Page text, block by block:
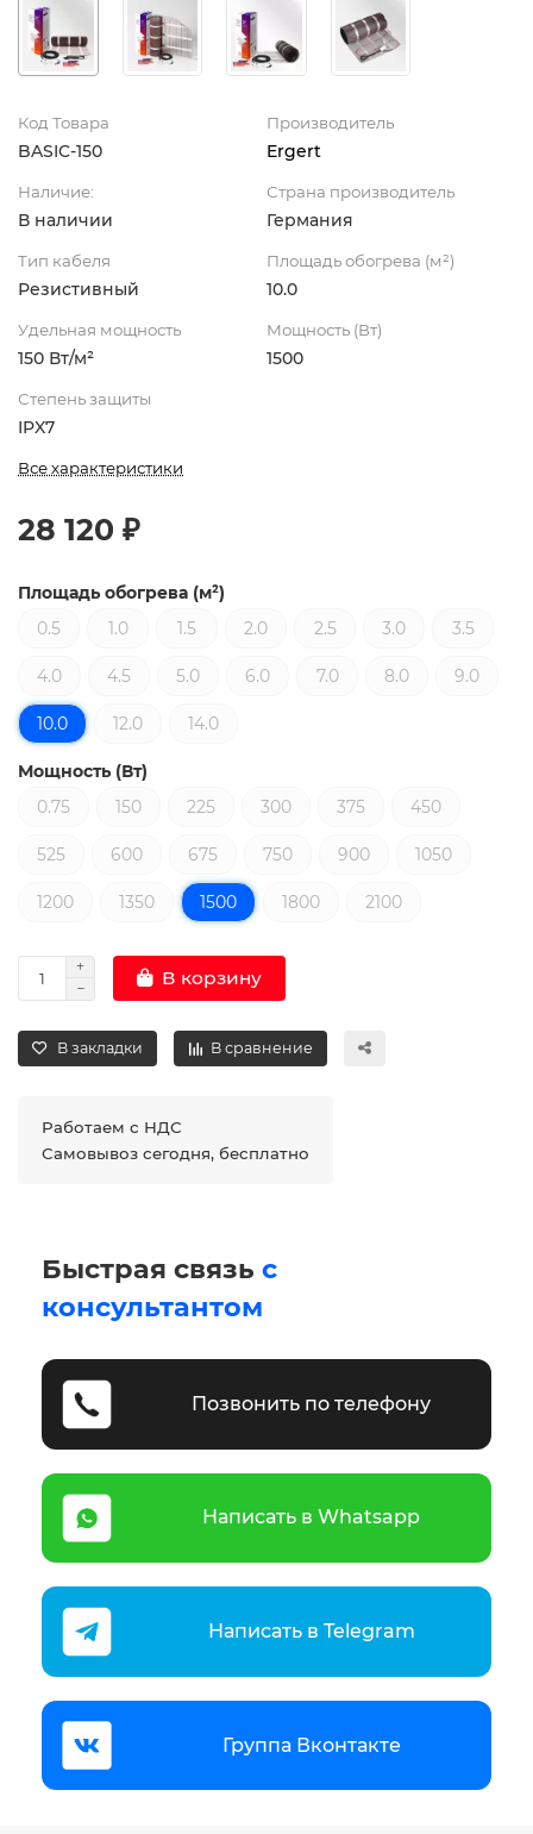
Код Товара
BASIC-150
Производитель
Ergert
Наличие:
В наличии
Страна производитель
Германия
Тип кабеля
Резистивный
Площадь обогрева (м²)
10.0
Удельная мощность
150 Вт/м²
Мощность (Вт)
1500
Степень защиты
IPX7
Все характеристики
28 120 ₽
Площадь обогрева (м²)
0.5
1.0 1.5 2.0 2.5 3.0 3.5
4.0 4.5 5.0 6.0 7.0 8.0 9.0
10.0 12.0 14.0
Мощность (Вт)
0.75
150 225 300 375 450
525 600 675 750 900 1050
1200 1350 1500 1800 2100
В корзину
В закладки В сравнение
Работаем с НДС
Самовывоз сегодня, бесплатно
Быстрая связь с
консультантом
Позвонить по телефону
Написать в Whatsapp
Написать в Telegram
Группа Вконтакте